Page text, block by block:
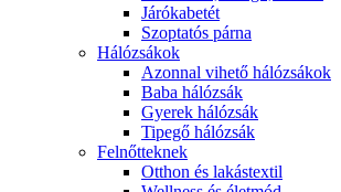
Járókabetét
Szoptatós párna
Hálózsákok
Azonnal vihető hálózsákok
Baba hálózsák
Gyerek hálózsák
Tipegő hálózsák
Felnőtteknek
Otthon és lakástextil